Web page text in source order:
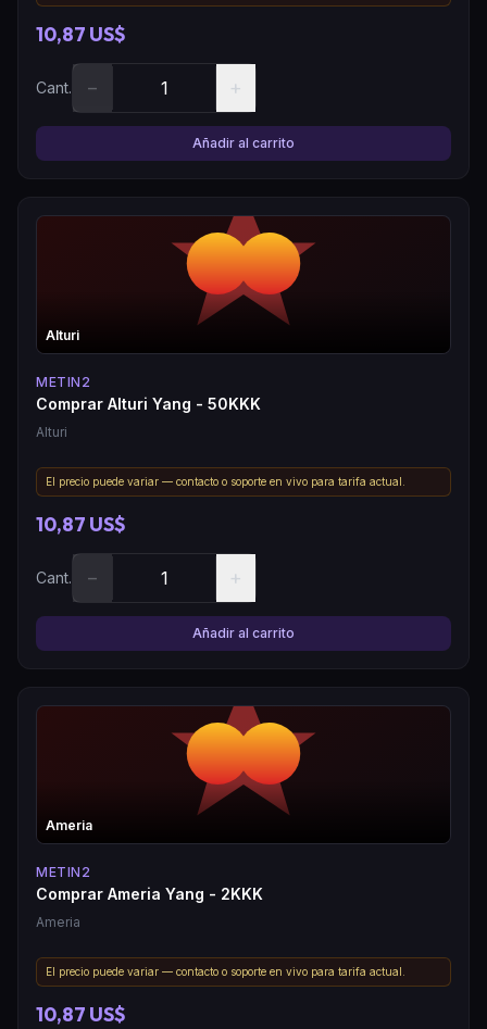
10,87 US$
Cant. − +
Añadir al carrito
Alturi
METIN2
Comprar Alturi Yang - 50KKK
Alturi
El precio puede variar — contacto o soporte en vivo para tarifa actual.
10,87 US$
Cant. − +
Añadir al carrito
Ameria
METIN2
Comprar Ameria Yang - 2KKK
Ameria
El precio puede variar — contacto o soporte en vivo para tarifa actual.
10,87 US$